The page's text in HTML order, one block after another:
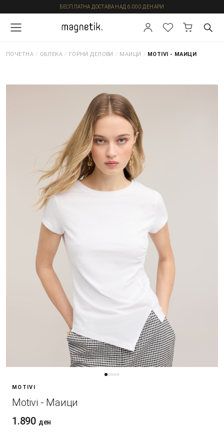
БЕСПЛАТНА ДОСТАВА НАД 6.000 ДЕНАРИ
ПОЧЕТНА / ОБЛЕКА / ГОРНИ ДЕЛОВИ / МАИЦИ / MOTIVI - МАИЦИ
MOTIVI
Motivi - Маици
1.890 ден